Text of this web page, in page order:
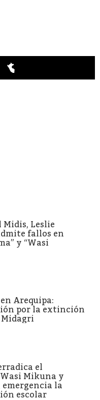
Leslie
fallos en
y “Wasi
Arequipa:
por la extinción
Midagri
el
Mikuna y
emergencia la
escolar